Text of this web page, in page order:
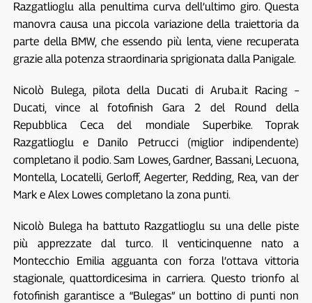
Razgatlioglu alla penultima curva dell’ultimo giro. Questa
manovra causa una piccola variazione della traiettoria da
parte della BMW, che essendo più lenta, viene recuperata
grazie alla potenza straordinaria sprigionata dalla Panigale.
Nicolò Bulega, pilota della Ducati di Aruba.it Racing –
Ducati, vince al fotofinish Gara 2 del Round della
Repubblica Ceca del mondiale Superbike. Toprak
Razgatlioglu e Danilo Petrucci (miglior indipendente)
completano il podio. Sam Lowes, Gardner, Bassani, Lecuona,
Montella, Locatelli, Gerloff, Aegerter, Redding, Rea, van der
Mark e Alex Lowes completano la zona punti.
Nicolò Bulega ha battuto Razgatlioglu su una delle piste
più apprezzate dal turco. Il venticinquenne nato a
Montecchio Emilia agguanta con forza l’ottava vittoria
stagionale, quattordicesima in carriera. Questo trionfo al
fotofinish garantisce a “Bulegas” un bottino di punti non